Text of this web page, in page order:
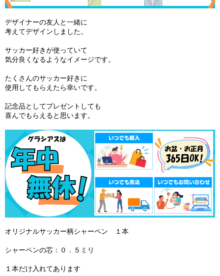
デザイナーの友人と一緒に
考えてデザインしました。
サッカー好きが使っていて
気分良くなるようなイメージです。
たくさんのサッカー好きに
使用してもらえたら幸いです。
記念品としてプレゼントしても
喜んでもらえると思います。
オリジナルサッカー柄シャーペン １本
シャーペンの芯：０．５ミリ
１本だけ入れてあります